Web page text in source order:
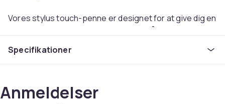
Vores stylus touch-penne er designet for at give dig en
jævn og behagelig brugeroplevelse på din
responsive nibs kan du navigere, skrive og tegne på din
Denne pakke med 10 kommer i en fantastisk metallisk
Specifikationer
Anmeldelser